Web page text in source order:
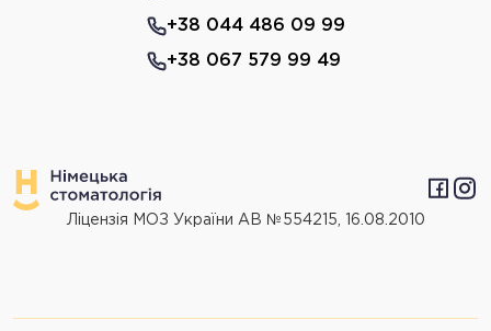
+38 044 486 09 99
+38 067 579 99 49
Ліцензія МОЗ України АВ №554215, 16.08.2010